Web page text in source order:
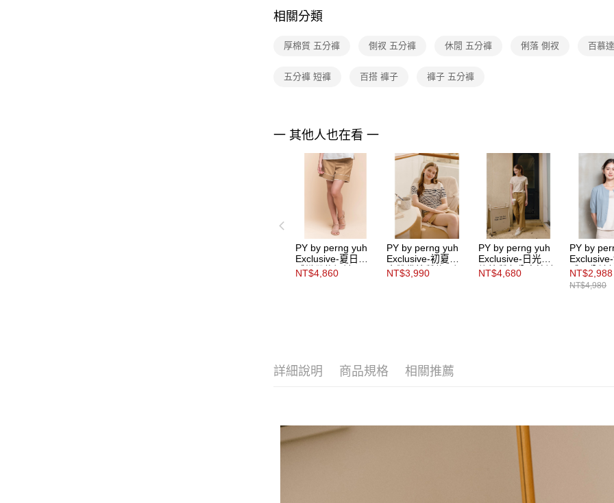
１．透過
交易，需
結果請求
５．嚴禁
形，恩沛
動。
相關分類
厚棉質 五分褲 側衩 五分褲 休閒 五分褲 俐落 側衩 百慕
五分褲 短褲 百搭 褲子 褲子 五分褲
一 其他人也在看 一
PY by perng yuh
Exclusive-夏日輕
感織帶飾短褲
NT$4,860
PY by perng yuh
Exclusive-初夏漫
步雙袋棉質休閒短
NT$3,990
PY by perng yuh
Exclusive-日光行
旅棉質九分直筒褲
NT$4,680
PY by
感五分袖
織開襟衫
家款）
NT$2,988
NT$4,980
詳細說明 商品規格 相關推薦